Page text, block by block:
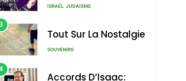
Nouvelle Chanson De
ISRAÉL JUDAISME
Tout Sur La Nostalgie
SOUVENIRS
Accords D’Isaac: